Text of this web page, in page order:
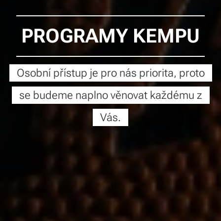
PROGRAMY KEMPU
Osobní přístup je pro nás priorita, proto
se budeme naplno věnovat každému z
Vás.